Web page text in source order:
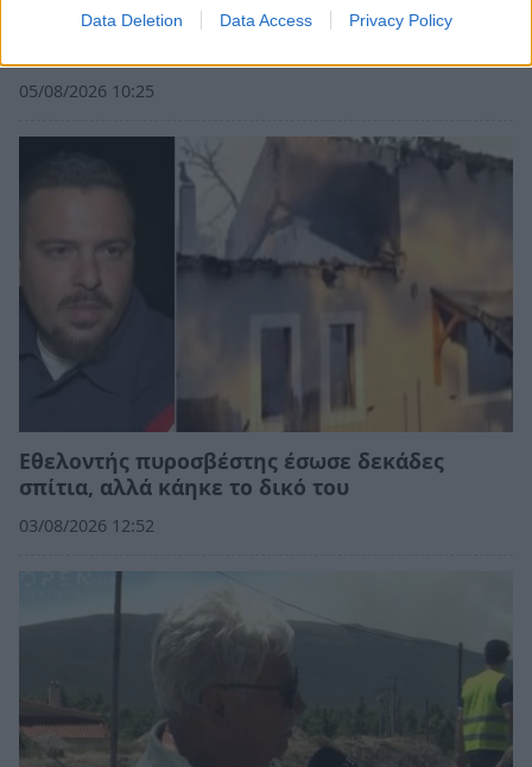
Data Deletion Data Access Privacy Policy
«Έφυγε» σε τροχαίο και βύθισε στο πένθος
05/08/2026 10:25
Εθελοντής πυροσβέστης έσωσε δεκάδες
σπίτια, αλλά κάηκε το δικό του
03/08/2026 12:52